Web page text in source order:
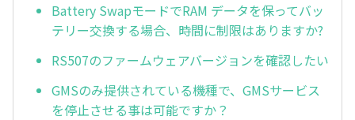
Battery SwapモードでRAM データを保ってバッ
テリー交換する場合、時間に制限はありますか?
RS507のファームウェアバージョンを確認したい
GMSのみ提供されている機種で、GMSサービス
を停止させる事は可能ですか？